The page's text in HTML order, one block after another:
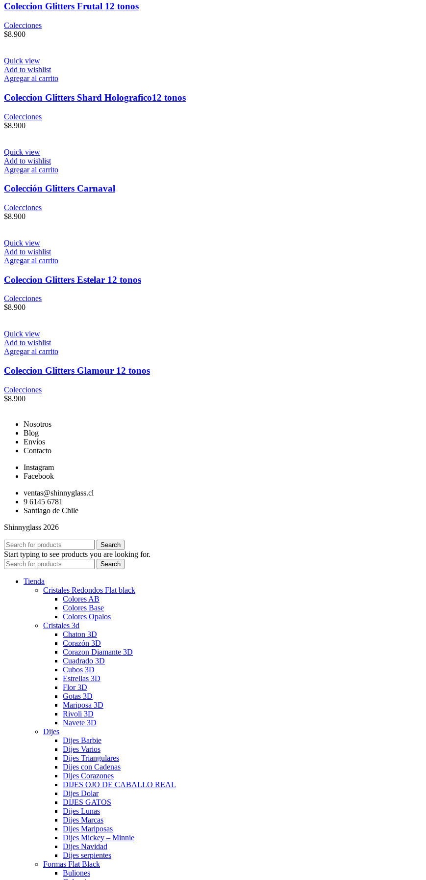
Coleccion Glitters Frutal 12 tonos
Colecciones
$8.900
Quick view
Add to wishlist
Agregar al carrito
Coleccion Glitters Shard Holografico12 tonos
Colecciones
$8.900
Quick view
Add to wishlist
Agregar al carrito
Colección Glitters Carnaval
Colecciones
$8.900
Quick view
Add to wishlist
Agregar al carrito
Coleccion Glitters Estelar 12 tonos
Colecciones
$8.900
Quick view
Add to wishlist
Agregar al carrito
Coleccion Glitters Glamour 12 tonos
Colecciones
$8.900
Nosotros
Blog
Envíos
Contacto
Instagram
Facebook
ventas@shinnyglass.cl
9 6145 6781
Santiago de Chile
Shinnyglass 2026
Search
Start typing to see products you are looking for.
Search
Tienda
Cristales Redondos Flat black
Colores AB
Colores Base
Colores Opalos
Cristales 3d
Chaton 3D
Corazón 3D
Corazon Diamante 3D
Cuadrado 3D
Cubos 3D
Estrellas 3D
Flor 3D
Gotas 3D
Mariposa 3D
Rivoli 3D
Navete 3D
Dijes
Dijes Barbie
Dijes Varios
Dijes Triangulares
Dijes con Cadenas
Dijes Corazones
DIJES OJO DE CABALLO REAL
Dijes Dolar
DIJES GATOS
Dijes Lunas
Dijes Marcas
Dijes Mariposas
Dijes Mickey – Minnie
Dijes Navidad
Dijes serpientes
Formas Flat Black
Buliones